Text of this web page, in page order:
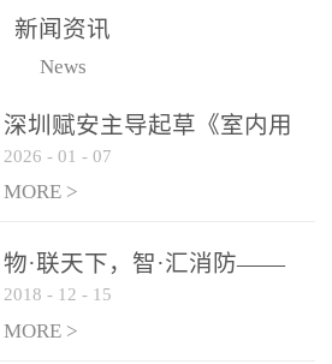
火
被
现
影
正
警领域三十多年技术积累
和工程实践的结晶。
新闻资讯
News
深圳赋安主导起草《室内用
光动能电池技术规程》 正式
布局光伏新能源产业
2026 - 01 - 07
MORE >
物·联天下，智·汇消防——
赋安F&S 2018上海消防展圆
满落幕
2018 - 12 - 15
MORE >